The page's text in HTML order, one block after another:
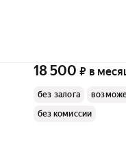
18 500 ₽ в
без залога
без комиссии